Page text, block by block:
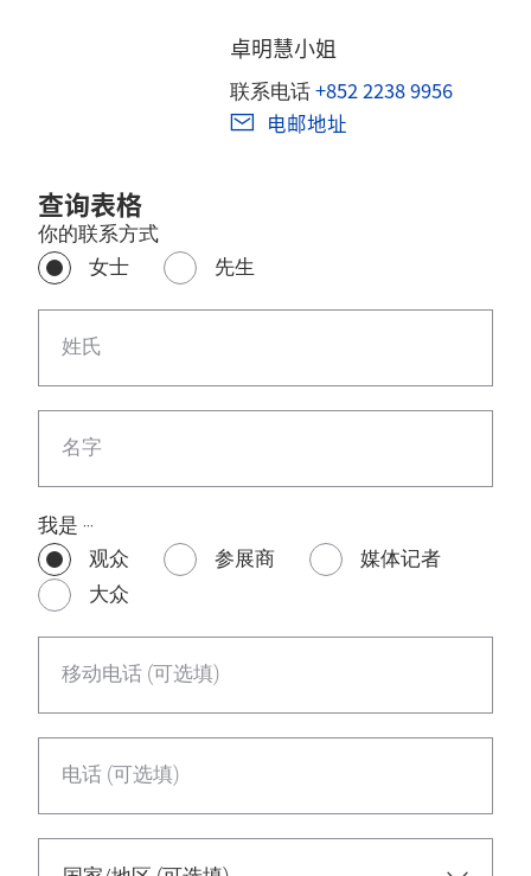
卓明慧小姐
联系电话 +852 2238 9956
电邮地址
查询表格
你的联系方式
女士
先生
姓氏
名字
我是 ‧‧‧
观众
参展商
媒体记者
大众
移动电话 (可选填)
电话 (可选填)